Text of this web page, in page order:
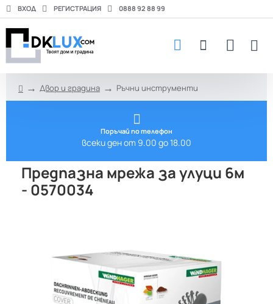
ВХОД РЕГИСТРАЦИЯ 0888 92 88 99
Двор и градина Ръчни инструменти
Поръчай по телефон
всеки ден от 9.00 до 18.00
Предпазна мрежа за улуци 6м
- 0570034